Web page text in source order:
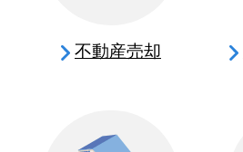
不動産売却